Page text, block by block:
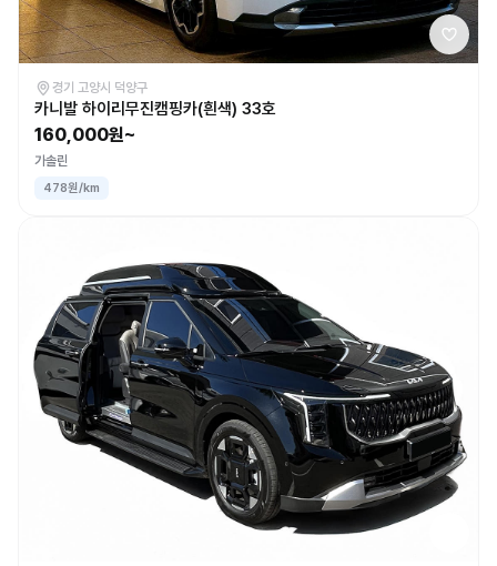
경기 고양시 덕양구
카니발 하이리무진캠핑카(흰색) 33호
160,000원~
가솔린
478원/km